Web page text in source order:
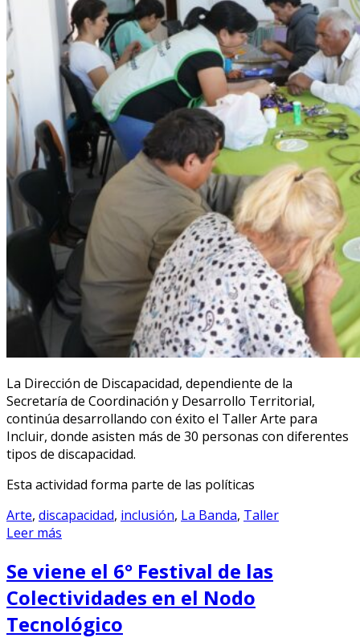
La Dirección de Discapacidad, dependiente de la
Secretaría de Coordinación y Desarrollo Territorial,
continúa desarrollando con éxito el Taller Arte para
Incluir, donde asisten más de 30 personas con diferentes
tipos de discapacidad.
Esta actividad forma parte de las políticas
Arte, discapacidad, inclusión, La Banda, Taller
Leer más
Se viene el 6° Festival de las
Colectividades en el Nodo
Tecnológico